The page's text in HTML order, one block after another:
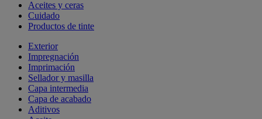
Aceites y ceras
Cuidado
Productos de tinte
Exterior
Impregnación
Imprimación
Sellador y masilla
Capa intermedia
Capa de acabado
Aditivos